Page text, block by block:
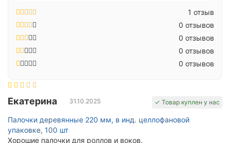
1 отзыв
0 отзывов
0 отзывов
0 отзывов
0 отзывов
Екатерина 31.10.2025 ✓ Товар куплен у нас
Палочки деревянные 220 мм, в инд. целлофановой
упаковке, 100 шт
Хорошие палочки для роллов и воков.